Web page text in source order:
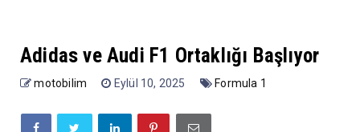
Adidas ve Audi F1 Ortaklığı Başlıyor
motobilim Eylül 10, 2025 Formula 1